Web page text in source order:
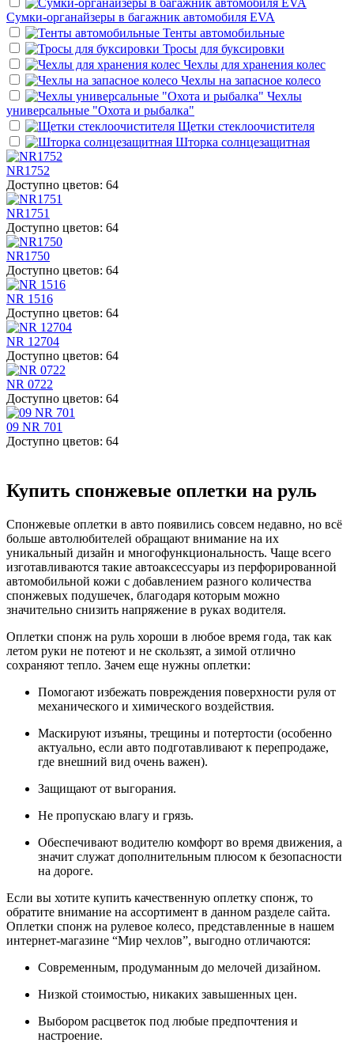
Сумки-органайзеры в багажник автомобиля EVA
Тенты автомобильные
Тросы для буксировки
Чехлы для хранения колес
Чехлы на запасное колесо
Чехлы
универсальные "Охота и рыбалка"
Щетки стеклоочистителя
Шторка солнцезащитная
NR1752
Доступно цветов: 64
NR1751
Доступно цветов: 64
NR1750
Доступно цветов: 64
NR 1516
Доступно цветов: 64
NR 12704
Доступно цветов: 64
NR 0722
Доступно цветов: 64
09 NR 701
Доступно цветов: 64
Купить спонжевые оплетки на руль
Спонжевые оплетки в авто появились совсем недавно, но всё
больше автолюбителей обращают внимание на их
уникальный дизайн и многофункциональность. Чаще всего
изготавливаются такие автоаксессуары из перфорированной
автомобильной кожи с добавлением разного количества
спонжевых подушечек, благодаря которым можно
значительно снизить напряжение в руках водителя.
Оплетки спонж на руль хороши в любое время года, так как
летом руки не потеют и не скользят, а зимой отлично
сохраняют тепло. Зачем еще нужны оплетки:
Помогают избежать повреждения поверхности руля от
механического и химического воздействия.
Маскируют изъяны, трещины и потертости (особенно
актуально, если авто подготавливают к перепродаже,
где внешний вид очень важен).
Защищают от выгорания.
Не пропускаю влагу и грязь.
Обеспечивают водителю комфорт во время движения, а
значит служат дополнительным плюсом к безопасности
на дороге.
Если вы хотите купить качественную оплетку спонж, то
обратите внимание на ассортимент в данном разделе сайта.
Оплетки спонж на рулевое колесо, представленные в нашем
интернет-магазине “Мир чехлов”, выгодно отличаются:
Современным, продуманным до мелочей дизайном.
Низкой стоимостью, никаких завышенных цен.
Выбором расцветок под любые предпочтения и
настроение.